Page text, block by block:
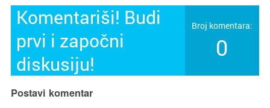
Komentariši! Budi
prvi i započni
diskusiju!
Broj komentara:
0
Postavi komentar